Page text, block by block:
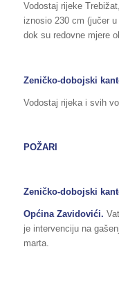
Vodostaj rijeke
iznosio 230 cm (jučer
dok su redovne mjere
Zeničko-dobojski
Vodostaj rijeka i svih
POŽARI
Zeničko-dobojski
Općina Zavidovići.
je intervenciju na
marta.